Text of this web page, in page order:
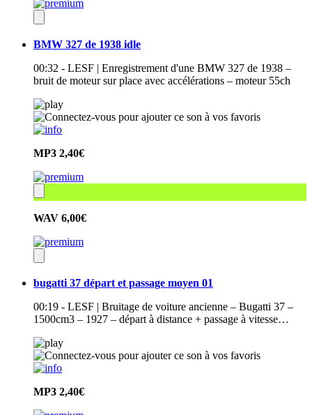
BMW 327 de 1938 idle
00:32 - LESF | Enregistrement d'une BMW 327 de 1938 –
bruit de moteur sur place avec accélérations – moteur 55ch
MP3 2,40€
WAV 6,00€
bugatti 37 départ et passage moyen 01
00:19 - LESF | Bruitage de voiture ancienne – Bugatti 37 –
1500cm3 – 1927 – départ à distance + passage à vitesse…
MP3 2,40€